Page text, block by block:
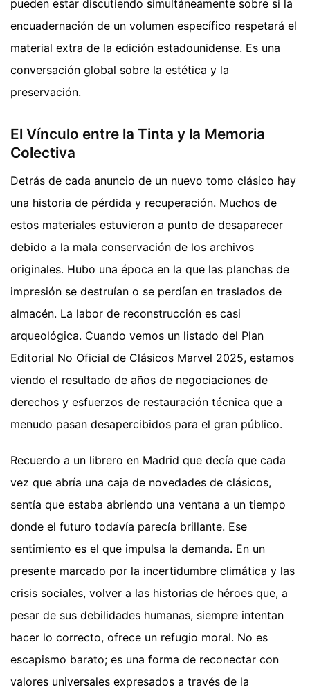
pueden estar discutiendo simultáneamente sobre si la
encuadernación de un volumen específico respetará el
material extra de la edición estadounidense. Es una
conversación global sobre la estética y la
preservación.
El Vínculo entre la Tinta y la Memoria
Colectiva
Detrás de cada anuncio de un nuevo tomo clásico hay
una historia de pérdida y recuperación. Muchos de
estos materiales estuvieron a punto de desaparecer
debido a la mala conservación de los archivos
originales. Hubo una época en la que las planchas de
impresión se destruían o se perdían en traslados de
almacén. La labor de reconstrucción es casi
arqueológica. Cuando vemos un listado del Plan
Editorial No Oficial de Clásicos Marvel 2025, estamos
viendo el resultado de años de negociaciones de
derechos y esfuerzos de restauración técnica que a
menudo pasan desapercibidos para el gran público.
Recuerdo a un librero en Madrid que decía que cada
vez que abría una caja de novedades de clásicos,
sentía que estaba abriendo una ventana a un tiempo
donde el futuro todavía parecía brillante. Ese
sentimiento es el que impulsa la demanda. En un
presente marcado por la incertidumbre climática y las
crisis sociales, volver a las historias de héroes que, a
pesar de sus debilidades humanas, siempre intentan
hacer lo correcto, ofrece un refugio moral. No es
escapismo barato; es una forma de reconectar con
valores universales expresados a través de la